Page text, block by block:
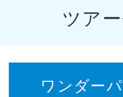
ツア
ワンダー